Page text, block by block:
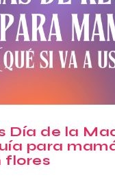
Día de la
para
flores